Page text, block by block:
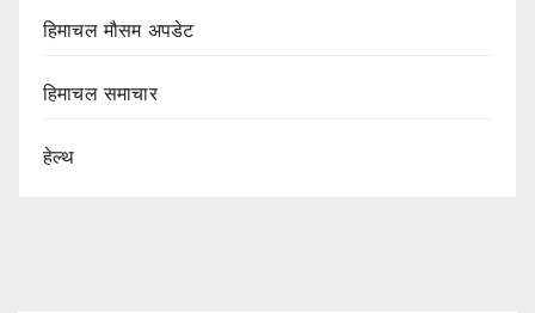
हिमाचल मौसम अपडेट
हिमाचल समाचार
हेल्थ